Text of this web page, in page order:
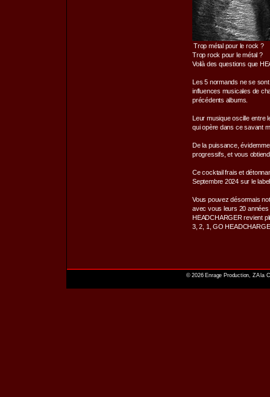
Trop métal pour le rock ?
Trop rock pour le métal ?
Voilà des questions que
Les 5 normands ne se
influences musicales de
précédents albums.
Leur musique oscille entre
qui opère dans ce savant
De la puissance,
progressifs, et vous
Ce cocktail frais et
Septembre 2024 sur le
Vous pouvez désormais
avec vous leurs 20 années
HEADCHARGER revient
3, 2, 1, GO
© 2026 Enrage Production, ZA la